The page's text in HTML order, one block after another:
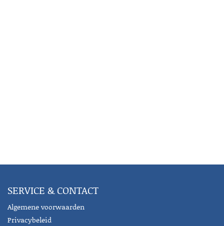
SERVICE & CONTACT
Algemene voorwaarden
Privacybeleid